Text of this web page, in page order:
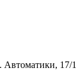
Автоматики, 17/